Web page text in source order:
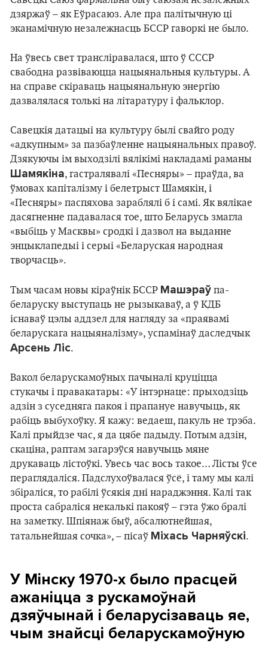
дзяржаў – як Еўрасаюз. Але пра палітычную ці
эканамічную незалежнасць БССР гаворкі не было.
На ўвесь свет трансліравалася, што ў СССР
свабодна развіваюцца нацыянальныя культуры. А
на справе скіраваць нацыянальную энергію
дазвалялася толькі на літаратуру і фальклор.
Савецкія датацыі на культуру былі свайго роду
«адкупным» за пазбаўленне нацыянальных правоў.
Дзякуючы ім выходзілі вялікімі накладамі раманы
Шамякіна, гастралявалі «Песняры» – праўда, ва
ўмовах капіталізму і белетрыст Шамякін, і
«Песняры» паспяхова зараблялі б і самі. Як вялікае
дасягненне падавалася тое, што Беларусь змагла
«выбіць у Масквы» сродкі і дазвол на выданне
энцыклапедыі і серыі «Беларуская народная
творчасць».
Тым часам новы кіраўнік БССР Машэраў па-
беларуску выступаць не рызыкаваў, а ў КДБ
існаваў цэлы аддзел для нагляду за «праявамі
беларускага нацыяналізму», успамінаў даследчык
Арсень Ліс.
Вакол беларускамоўных пачыналі круціцца
стукачы і правакатары: «У інтэрнаце: прыходзіць
адзін з суседняга пакоя і прапануе навучыць, як
рабіць выбухоўку. Я кажу: ведаеш, пакуль не трэба.
Калі прыйдзе час, я да цябе падыду. Потым адзін,
скаціна, раптам загарэўся навучыць мяне
друкаваць лістоўкі. Увесь час вось такое… Лісты ўсе
пераглядаліся. Падслухоўвалася ўсё, і таму мы калі
збіраліся, то рабілі ўсякія дні нараджэння. Калі так
проста сабраліся некалькі пакояў – гэта ўжо бралі
на заметку. Шпіянаж быў, абсалютнейшая,
татальнейшая сочка», – пісаў Міхась Чарняўскі.
У Мінску 1970-х было прасцей
ажаніцца з рускамоўнай
дзяўчынай і беларусізаваць яе,
чым знайсці беларускамоўную